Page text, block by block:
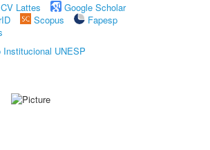
CV Lattes
Google Scholar
Scopus
Fapesp
Institucional UNESP